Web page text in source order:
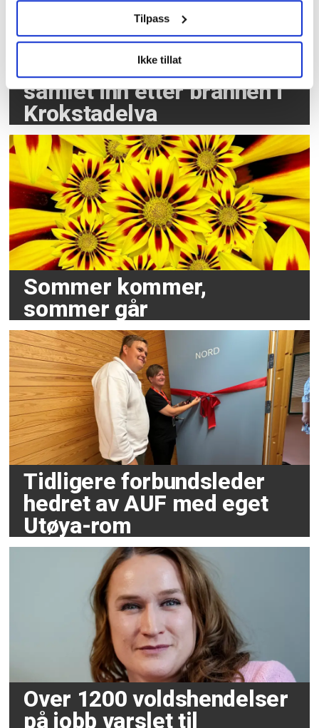
Tilpass
Ikke tillat
3,7 millioner kroner
samlet inn etter brannen i
Krokstadelva
Sommer kommer,
sommer går
Tidligere forbundsleder
hedret av AUF med eget
Utøya-rom
Over 1200 voldshendelser
på jobb varslet til